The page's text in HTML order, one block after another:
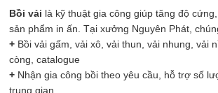
Bồi vải là kỹ thuật gia công giúp tăng độ
sản phẩm in ấn. Tại xưởng Nguyên Phát,
+Bồi vải gấm, vải xô, vải thun, vải nhung, vải
còng, catalogue
+Nhận gia công bồi theo yêu cầu, hỗ trợ số
trung gian